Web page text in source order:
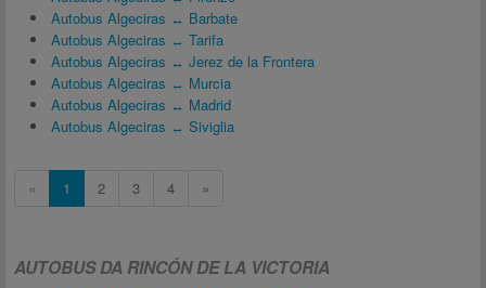
Autobus Algeciras ↔ Barbate
Autobus Algeciras ↔ Tarifa
Autobus Algeciras ↔ Jerez de la Frontera
Autobus Algeciras ↔ Murcia
Autobus Algeciras ↔ Madrid
Autobus Algeciras ↔ Siviglia
« 1 2 3 4 »
AUTOBUS DA RINCÓN DE LA VICTORIA